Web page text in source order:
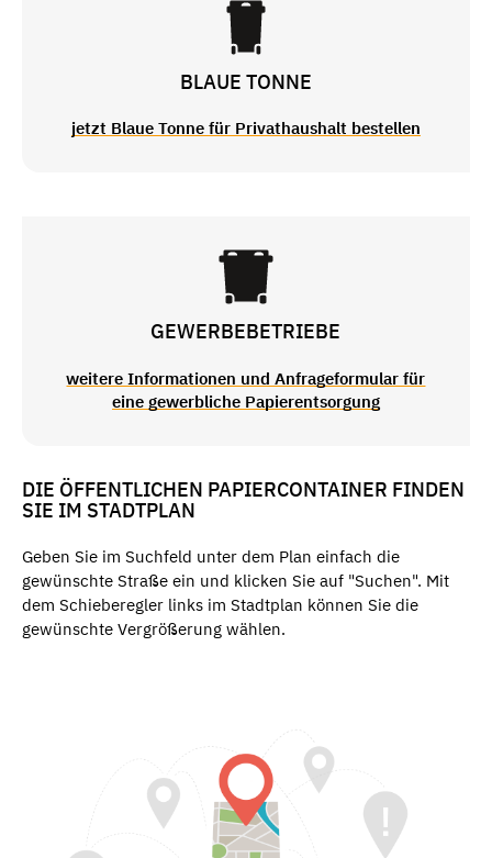
BLAUE TONNE
jetzt Blaue Tonne für Privathaushalt bestellen
GEWERBEBETRIEBE
weitere Informationen und Anfrageformular für
eine gewerbliche Papierentsorgung
DIE ÖFFENTLICHEN PAPIERCONTAINER FINDEN
SIE IM STADTPLAN
Geben Sie im Suchfeld unter dem Plan einfach die
gewünschte Straße ein und klicken Sie auf "Suchen". Mit
dem Schieberegler links im Stadtplan können Sie die
gewünschte Vergrößerung wählen.